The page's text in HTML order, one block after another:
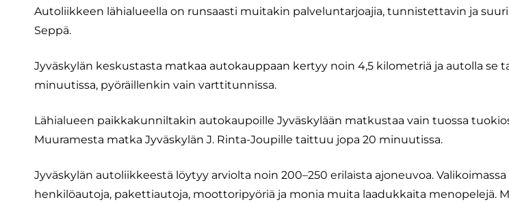
Autoliikkeen lähialueella on runsaasti muitakin palveluntarjoajia, tunnistettavin ja
Seppä.
Jyväskylän keskustasta matkaa autokauppaan kertyy noin 4,5 kilometriä ja autolla se
minuutissa, pyöräillenkin vain varttitunnissa.
Lähialueen paikkakunniltakin autokaupoille Jyväskylään matkustaa vain tuossa
Muuramesta matka Jyväskylän J. Rinta-Joupille taittuu jopa 20 minuutissa.
Jyväskylän autoliikkeestä löytyy arviolta noin 200–250 erilaista ajoneuvoa.
henkilöautoja, pakettiautoja, moottoripyöriä ja monia muita laadukkaita menopelejä.